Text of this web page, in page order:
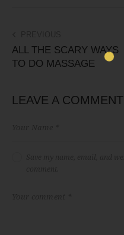
ALL THE SCARY WAYS
TO DO MASSAGE
LEAVE A COMMENT